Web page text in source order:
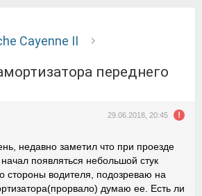
Cayenne II
переднего
29.06.2018, 20:45
недавно заметил что при проезде
появляться небольшой стук
стороны водителя, подозреваю на
думаю ее. Есть ли